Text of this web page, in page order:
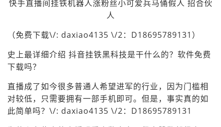
（免费下载\/: daxiao4135 \/2：D18695789131）
史上最详细介绍 抖音挂铁黑科技是干什么的？软件免费
下载吗？
直播成了如今很多普通人希望进军的行业，因为门槛相
对较低，只需要拥有一部手机即可。但是，事实真的如
此简单吗？\/: daxiao4135 \/2：D18695789131